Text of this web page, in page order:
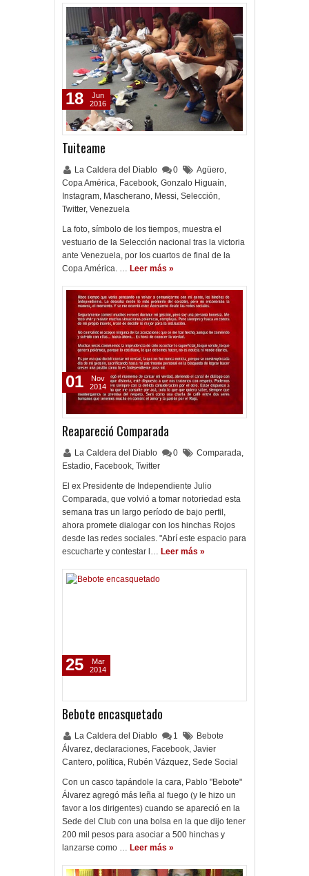
Tuiteame
La Caldera del Diablo 0 Agüero,
Copa América, Facebook, Gonzalo Higuaín,
Instagram, Mascherano, Messi, Selección,
Twitter, Venezuela
La foto, símbolo de los tiempos, muestra el
vestuario de la Selección nacional tras la victoria
ante Venezuela, por los cuartos de final de la
Copa América. … Leer más »
18
Jun
2016
Reapareció Comparada
La Caldera del Diablo 0 Comparada,
Estadio, Facebook, Twitter
El ex Presidente de Independiente Julio
Comparada, que volvió a tomar notoriedad esta
semana tras un largo período de bajo perfil,
ahora promete dialogar con los hinchas Rojos
desde las redes sociales. "Abrí este espacio para
escucharte y contestar l… Leer más »
01
Nov
2014
Bebote encasquetado
La Caldera del Diablo 1
Bebote
Álvarez, declaraciones, Facebook, Javier
Cantero, política, Rubén Vázquez, Sede Social
Con un casco tapándole la cara, Pablo "Bebote"
Álvarez agregó más leña al fuego (y le hizo un
favor a los dirigentes) cuando se apareció en la
Sede del Club con una bolsa en la que dijo tener
200 mil pesos para asociar a 500 hinchas y
lanzarse como … Leer más »
25
Mar
2014